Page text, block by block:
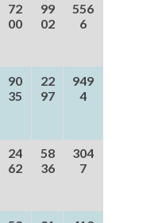
72
00
99
02
556
6
90
35
22
97
949
4
24
62
58
36
304
7